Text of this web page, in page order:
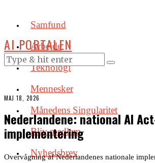
Samfund
Arbejde
Teknologi
Mennesker
Månedens Singularitet
Bliv medlem
Nyhedsbrev
AI PORTALEN
MAJ 18, 2026
Nederlandene: national AI
implementering
Overvågning af Nederlandenes nationale